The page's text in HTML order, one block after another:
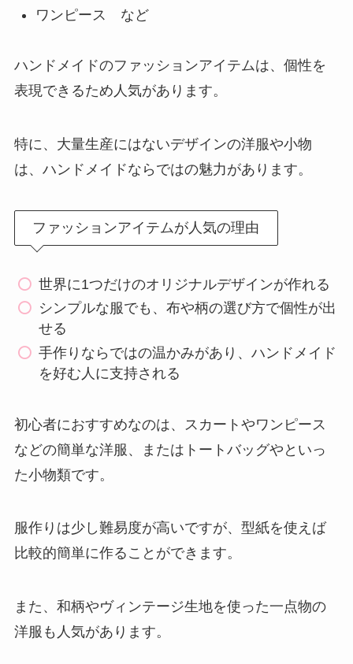
ワンピース など
ハンドメイドのファッションアイテムは、個性を
表現できるため人気があります。
特に、大量生産にはないデザインの洋服や小物
は、ハンドメイドならではの魅力があります。
ファッションアイテムが人気の理由
世界に1つだけのオリジナルデザインが作れる
シンプルな服でも、布や柄の選び方で個性が出
せる
手作りならではの温かみがあり、ハンドメイド
を好む人に支持される
初心者におすすめなのは、スカートやワンピース
などの簡単な洋服、またはトートバッグやといっ
た小物類です。
服作りは少し難易度が高いですが、型紙を使えば
比較的簡単に作ることができます。
また、和柄やヴィンテージ生地を使った一点物の
洋服も人気があります。